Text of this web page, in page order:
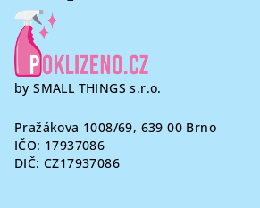
by SMALL THINGS s.r.o.
Pražákova 1008/69, 639 00 Brno
IČO: 17937086
DIČ: CZ17937086